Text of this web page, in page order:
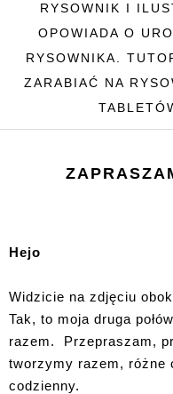
RYSOWNIK I
OPOWIADA O
RYSOWNIKA.
ZARABIAĆ NA
Hejo
Widzicie na zdjęciu
Tak, to moja druga
razem. Przepraszam,
tworzymy razem, różne
codzienny.